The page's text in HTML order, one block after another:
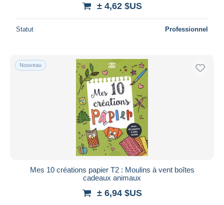
± 4,62 $US
Statut Professionnel
Nouveau
Mes 10 créations papier T2 : Moulins à vent boîtes
cadeaux animaux
± 6,94 $US